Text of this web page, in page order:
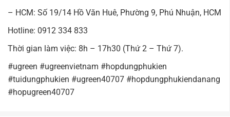
– HCM: Số 19/14 Hồ Văn Huê, Phường 9, Phú Nhuận, HCM
Hotline: 0912 334 833
Thời gian làm việc: 8h – 17h30 (Thứ 2 – Thứ 7).
#ugreen #ugreenvietnam #hopdungphukien
#tuidungphukien #ugreen40707 #hopdungphukiendanang
#hopugreen40707